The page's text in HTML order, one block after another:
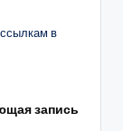
в
запись